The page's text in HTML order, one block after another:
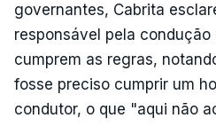
governantes, Cabrita
responsável pela
cumprem as regras,
fosse preciso cumprir um
condutor, o que "aqui não